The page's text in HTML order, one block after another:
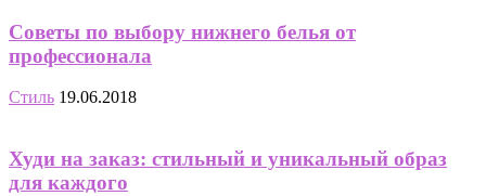
Советы по выбору нижнего белья от
профессионала
Стиль 19.06.2018
Худи на заказ: стильный и уникальный образ
для каждого